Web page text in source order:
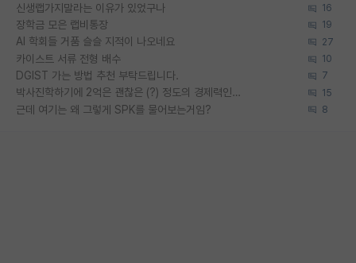
신생랩가지말라는 이유가 있었구나 16
장학금 모은 랩비통장 19
AI 학회들 거품 슬슬 지적이 나오네요 27
카이스트 서류 전형 배수 10
DGIST 가는 방법 추천 부탁드립니다. 7
박사진학하기에 2억은 괜찮은 (?) 정도의 경제력인가요 15
근데 여기는 왜 그렇게 SPK를 물어보는거임? 8